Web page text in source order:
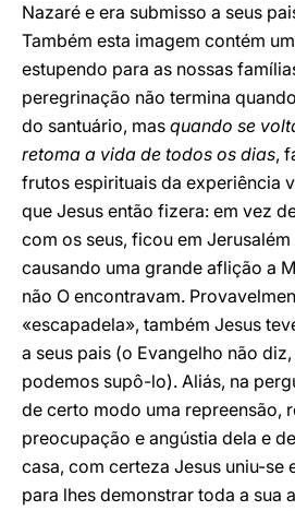
Nazaré e era submisso a seus
Também esta imagem contém
estupendo para as nossas
peregrinação não termina
do santuário, mas quando se
retoma a vida de todos os dias,
frutos espirituais da experiência
que Jesus então fizera: em vez
com os seus, ficou em Jerusalém
causando uma grande aflição a
não O encontravam.
«escapadela», também Jesus
a seus pais (o Evangelho não
podemos supô-lo). Aliás, na
de certo modo uma repreensão,
preocupação e angústia dela e
casa, com certeza Jesus uniu-se
para lhes demonstrar toda a sua